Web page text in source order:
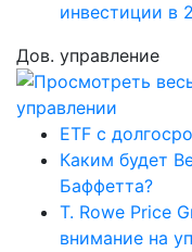
инвестиции в
Дов. управление
ETF с
Каким будет
Баффетта?
T. Rowe Price
внимание на